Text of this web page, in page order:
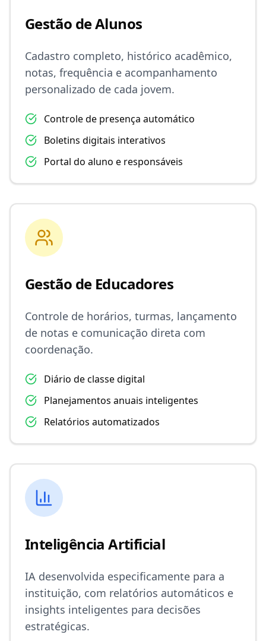
Gestão de Alunos
Cadastro completo, histórico acadêmico,
notas, frequência e acompanhamento
personalizado de cada jovem.
Controle de presença automático
Boletins digitais interativos
Portal do aluno e responsáveis
Gestão de Educadores
Controle de horários, turmas, lançamento
de notas e comunicação direta com
coordenação.
Diário de classe digital
Planejamentos anuais inteligentes
Relatórios automatizados
Inteligência Artificial
IA desenvolvida especificamente para a
instituição, com relatórios automáticos e
insights inteligentes para decisões
estratégicas.